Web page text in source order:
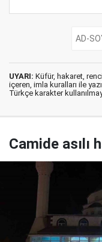
UYARI: Küfür, hakaret,
içeren, imla kuralları ile
Türkçe karakter
Camide asılı